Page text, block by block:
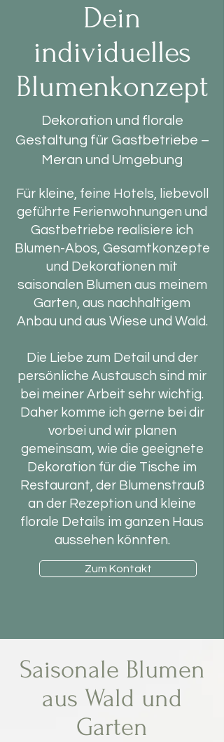
Dein
individuelles
Blumenkonzept
Dekoration und florale
Gestaltung für Gastbetriebe –
Meran und Umgebung
Für kleine, feine Hotels, liebevoll
geführte Ferienwohnungen und
Gastbetriebe realisiere ich
Blumen-Abos, Gesamtkonzepte
und Dekorationen mit
saisonalen Blumen aus meinem
Garten, aus nachhaltigem
Anbau und aus Wiese und Wald.
Die Liebe zum Detail und der
persönliche Austausch sind mir
bei meiner Arbeit sehr wichtig.
Daher komme ich gerne bei dir
vorbei und wir planen
gemeinsam, wie die geeignete
Dekoration für die Tische im
Restaurant, der Blumenstrauß
an der Rezeption und kleine
florale Details im ganzen Haus
aussehen könnten.
Zum Kontakt
Saisonale Blumen
aus Wald und
Garten